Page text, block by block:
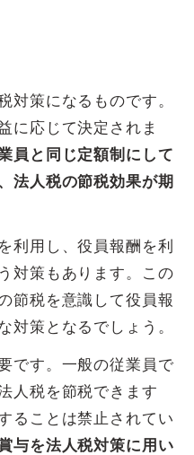
対策になるものです。
に応じて決定されま
員と同じ定額制にして
法人税の節税効果が期
利用し、役員報酬を利
対策もあります。この
節税を意識して役員報
対策となるでしょう。
です。一般の従業員で
人税を節税できます
ることは禁止されてい
与を法人税対策に用い